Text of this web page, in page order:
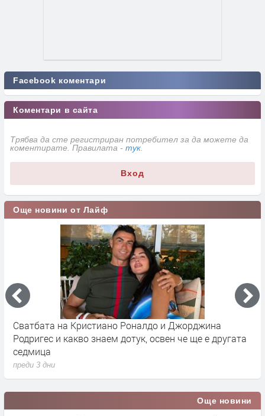
Facebook коментари
Коментари в сайта
Трябва да сте регистриран потребител за да можете да
коментирате. Правилата - тук
Вход
Още новини от Лайф
Сватбата на Кристиано Роналдо и Джорджина
Родригес и какво знаем дотук, освен че ще е другата
седмица
преди 3 дни
Още новини